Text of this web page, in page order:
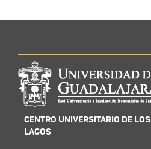
Información del
portal
CENTRO UNIVERSITARIO DE LOS
LAGOS